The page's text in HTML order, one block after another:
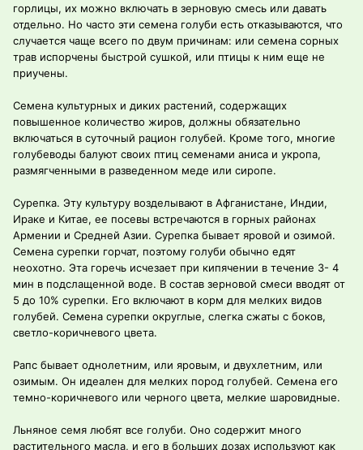
горлицы, их можно включать в зерновую смесь или давать
отдельно. Но часто эти семена голуби есть отказываются, что
случается чаще всего по двум причинам: или семена сорных
трав испорчены быстрой сушкой, или птицы к ним еще не
приучены.
Семена культурных и диких растений, содержащих
повышенное количество жиров, должны обязательно
включаться в суточный рацион голубей. Кроме того, многие
голубеводы балуют своих птиц семенами аниса и укропа,
размягченными в разведенном меде или сиропе.
Сурепка. Эту культуру возделывают в Афганистане, Индии,
Ираке и Китае, ее посевы встречаются в горных районах
Армении и Средней Азии. Сурепка бывает яровой и озимой.
Семена сурепки горчат, поэтому голуби обычно едят
неохотно. Эта горечь исчезает при кипячении в течение 3- 4
мин в подслащенной воде. В состав зерновой смеси вводят от
5 до 10% сурепки. Его включают в корм для мелких видов
голубей. Семена сурепки округлые, слегка сжаты с боков,
светло-коричневого цвета.
Рапс бывает однолетним, или яровым, и двухлетним, или
озимым. Он идеален для мелких пород голубей. Семена его
темно-коричневого или черного цвета, мелкие шаровидные.
Льняное семя любят все голуби. Оно содержит много
растительного масла, и его в больших дозах используют как